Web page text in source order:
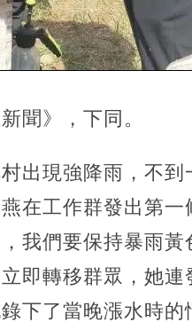
聞》，下同。
出現強降雨，不
在工作群發出第
我們要保持暴雨
即轉移群眾，她
下了當晚漲水時